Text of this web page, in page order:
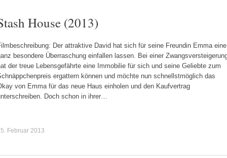
House (2013)
Der attraktive David hat sich für seine Freundin Emma eine
besondere Überraschung einfallen lassen. Bei einer
der treue Lebensgefährte eine Immobilie für sich und seine Geliebte zum
ergattern können und möchte nun schnellstmöglich das
von Emma für das neue Haus einholen und den Kaufvertrag
Doch schon in ihrer…
Februar 2013